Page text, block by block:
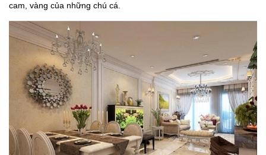
cam, vàng của những chú cá.